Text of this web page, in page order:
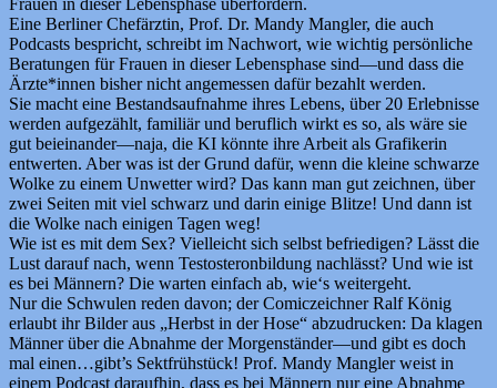
Eine Berliner Chefärztin, Prof. Dr. Mandy Mangler, die auch
Podcasts bespricht, schreibt im Nachwort, wie wichtig persönliche
Beratungen für Frauen in dieser Lebensphase sind—und dass die
Ärzte*innen bisher nicht angemessen dafür bezahlt werden.
Sie macht eine Bestandsaufnahme ihres Lebens, über 20 Erlebnisse
werden aufgezählt, familiär und beruflich wirkt es so, als wäre sie
gut beieinander—naja, die KI könnte ihre Arbeit als Grafikerin
entwerten. Aber was ist der Grund dafür, wenn die kleine schwarze
Wolke zu einem Unwetter wird? Das kann man gut zeichnen, über
zwei Seiten mit viel schwarz und darin einige Blitze! Und dann ist
die Wolke nach einigen Tagen weg!
Wie ist es mit dem Sex? Vielleicht sich selbst befriedigen? Lässt die
Lust darauf nach, wenn Testosteronbildung nachlässt? Und wie ist
es bei Männern? Die warten einfach ab, wie‘s weitergeht.
Nur die Schwulen reden davon; der Comiczeichner Ralf König
erlaubt ihr Bilder aus „Herbst in der Hose“ abzudrucken: Da klagen
Männer über die Abnahme der Morgenständer—und gibt es doch
mal einen…gibt’s Sektfrühstück! Prof. Mandy Mangler weist in
einem Podcast daraufhin, dass es bei Männern nur eine Abnahme